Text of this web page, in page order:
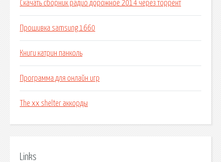
Скачать сборник радио дорожное 2014 через торрент
Прошивка samsung 1660
Книги катрин панколь
Программа для онлайн игр
The xx shelter аккорды
Links